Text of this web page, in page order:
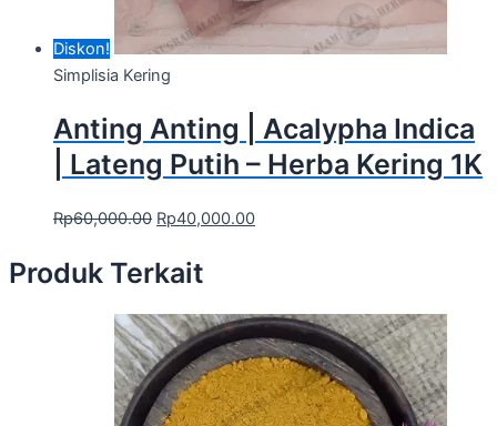
Diskon!
Simplisia Kering
Anting Anting | Acalypha Indica
| Lateng Putih – Herba Kering 1K
Rp60,000.00 Rp40,000.00
Produk Terkait